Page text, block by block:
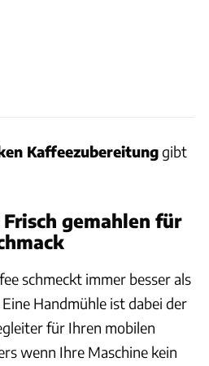
Kaffeezubereitunggibt
gemahlen für
schmeckt immer besser als
Handmühle ist dabei der
für Ihren mobilen
wenn Ihre Maschine kein